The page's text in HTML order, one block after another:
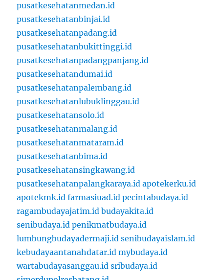
pusatkesehatanmedan.id
pusatkesehatanbinjai.id
pusatkesehatanpadang.id
pusatkesehatanbukittinggi.id
pusatkesehatanpadangpanjang.id
pusatkesehatandumai.id
pusatkesehatanpalembang.id
pusatkesehatanlubuklinggau.id
pusatkesehatansolo.id
pusatkesehatanmalang.id
pusatkesehatanmataram.id
pusatkesehatanbima.id
pusatkesehatansingkawang.id
pusatkesehatanpalangkaraya.id apotekerku.id
apotekmk.id farmasiuad.id pecintabudaya.id
ragambudayajatim.id budayakita.id
senibudaya.id penikmatbudaya.id
lumbungbudayadermaji.id senibudayaislam.id
kebudayaantanahdatar.id mybudaya.id
wartabudayasanggau.id sribudaya.id